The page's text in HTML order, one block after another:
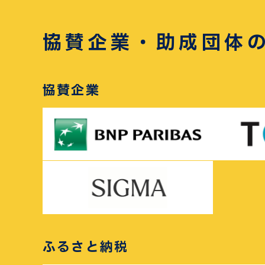
協賛企業・助成団体
協賛企業
ふるさと納税